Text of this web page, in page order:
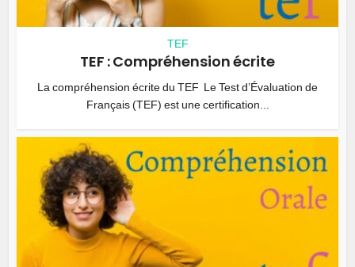
TEF
TEF : Compréhension écrite
La compréhension écrite du TEF Le Test d’Évaluation de
Français (TEF) est une certification...